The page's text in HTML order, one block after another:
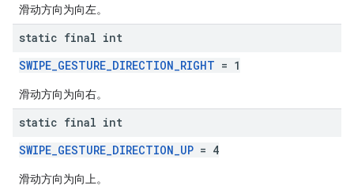
滑动方向为向左。
static final int
SWIPE_GESTURE_DIRECTION_RIGHT = 1
滑动方向为向右。
static final int
SWIPE_GESTURE_DIRECTION_UP = 4
滑动方向为向上。